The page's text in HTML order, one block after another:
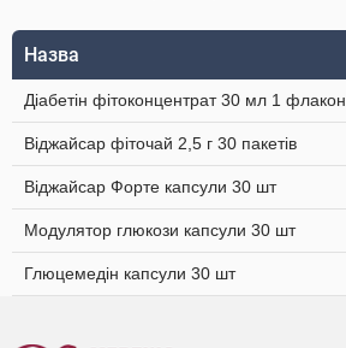
Назва
Діабетін фітоконцентрат 30 мл 1 флакон
Віджайсар фіточай 2,5 г 30 пакетів
Віджайсар Форте капсули 30 шт
Модулятор глюкози капсули 30 шт
Глюцемедін капсули 30 шт